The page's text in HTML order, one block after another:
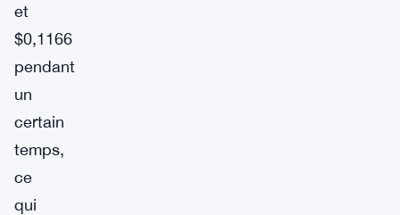
et
$0,1166
pendant
un
certain
temps,
ce
qui